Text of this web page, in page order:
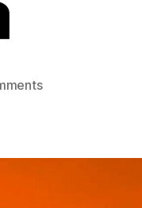
on
Kampus